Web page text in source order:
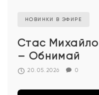
НОВИНКИ В ЭФИРЕ
Стас
– Обнимай
20.05.2026 0